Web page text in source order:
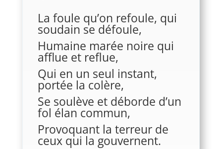
La foule qu’on refoule, qui
soudain se défoule,
Humaine marée noire qui
afflue et reflue,
Qui en un seul instant,
portée la colère,
Se soulève et déborde d’un
fol élan commun,
Provoquant la terreur de
ceux qui la gouvernent.